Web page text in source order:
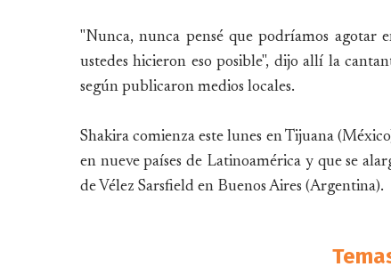
"Nunca, nunca pensé que podríamos agotar
ustedes hicieron eso posible", dijo allí la
según publicaron medios locales.
Shakira comienza este lunes en Tijuana
en nueve países de Latinoamérica y que se
de Vélez Sarsfield en Buenos Aires (Argentina).